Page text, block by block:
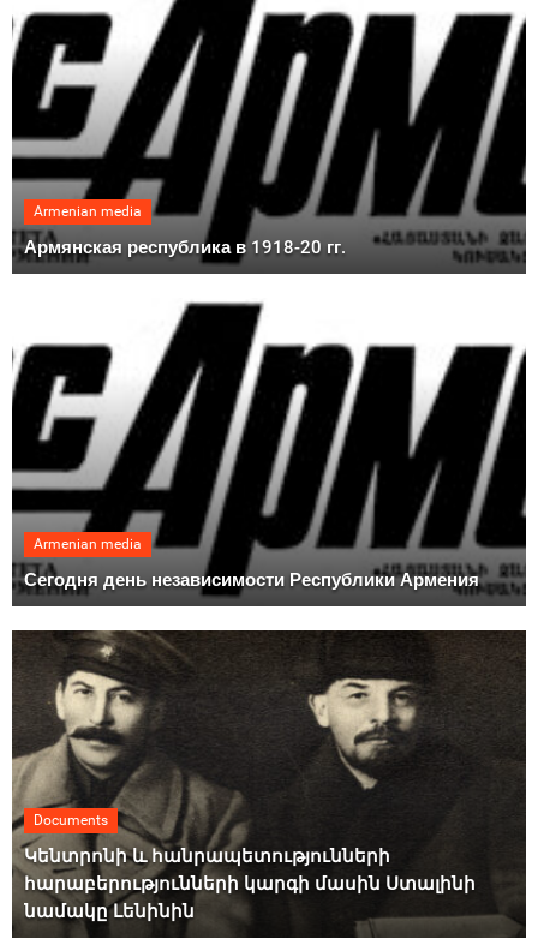
Armenian media
Армянская республика в 1918-20 гг.
Armenian media
Сегодня день независимости Республики Армения
Documents
Կենտրոնի և հանրապետությունների
հարաբերությունների կարգի մասին Ստալինի
նամակը Լենինին